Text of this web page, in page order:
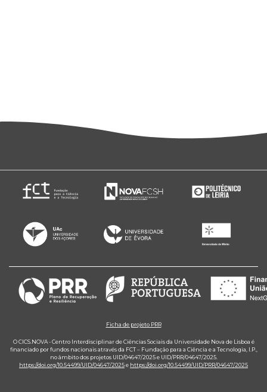
Ficha de projeto PRR
O CICS.NOVA - Centro Interdisciplinar de Ciências Sociais da Universidade Nova de Lisboa é
financiado por fundos nacionais através da FCT – Fundação para a Ciência e a Tecnologia, I.P.,
no âmbito dos projetos UID/04647/2025 e UID/PRR/04647/2025.
https://doi.org/10.54499/UID/04647/2025e https://doi.org/10.54499/UID/PRR/04647/2025